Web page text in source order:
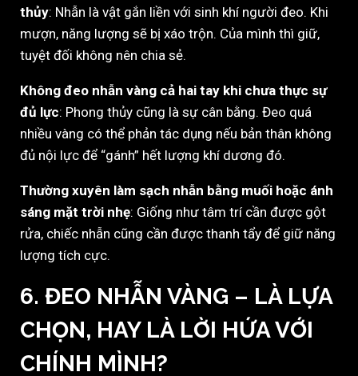
thủy: Nhẫn là vật gắn liền với sinh khí người đeo. Khi
mượn, năng lượng sẽ bị xáo trộn. Của mình thì giữ,
tuyệt đối không nên chia sẻ.
Không đeo nhẫn vàng cả hai tay khi chưa thực sự
đủ lực: Phong thủy cũng là sự cân bằng. Đeo quá
nhiều vàng có thể phản tác dụng nếu bản thân không
đủ nội lực để “gánh” hết lượng khí dương đó.
Thường xuyên làm sạch nhẫn bằng muối hoặc ánh
sáng mặt trời nhẹ: Giống như tâm trí cần được gột
rửa, chiếc nhẫn cũng cần được thanh tẩy để giữ năng
lượng tích cực.
6. ĐEO NHẪN VÀNG – LÀ LỰA
CHỌN, HAY LÀ LỜI HỨA VỚI
CHÍNH MÌNH?